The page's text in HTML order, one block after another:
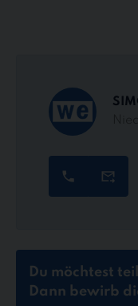
Du möchtest
Dann bewirb